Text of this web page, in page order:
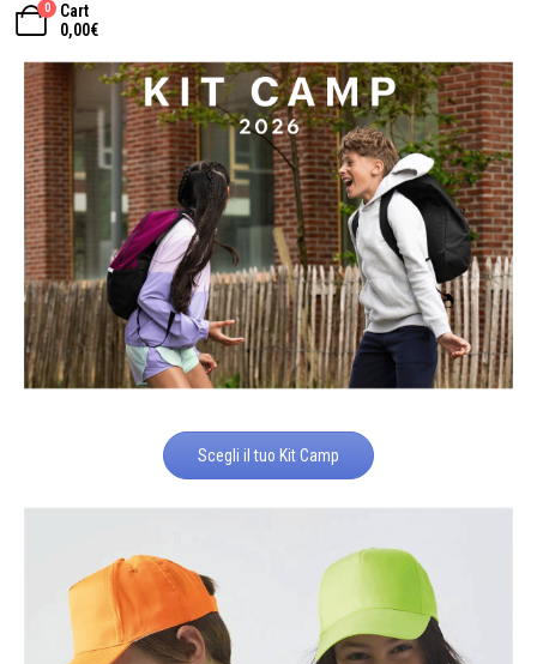
0
Cart
0,00€
Scegli il tuo Kit Camp